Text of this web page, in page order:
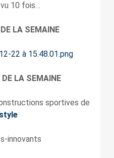
vu 10 fois…
LA SEMAINE
LA SEMAINE
sportives de